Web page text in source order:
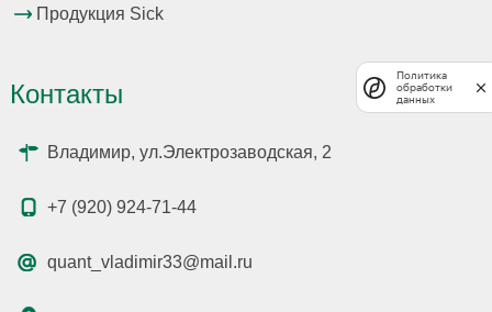
Продукция Sick
Контакты
Владимир, ул.Электрозаводская, 2
+7 (920) 924-71-44
quant_vladimir33@mail.ru
Политика
обработки
данных